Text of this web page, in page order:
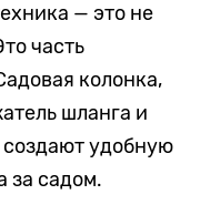
— это не
часть
колонка,
шланга и
удобную
за садом.